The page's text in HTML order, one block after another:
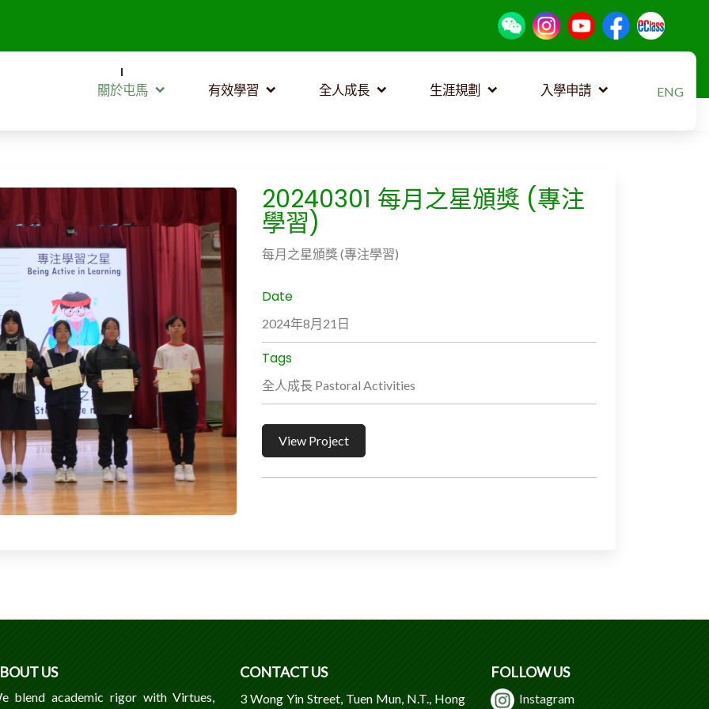
關於屯馬 有效學習 全人成長 生涯規劃 入學申請 ENG
20240301 每月之星頒獎 (專注
學習)
每月之星頒獎 (專注學習)
Date
2024年8月21日
Tags
全人成長 Pastoral Activities
View Project
US
blend academic rigor with Virtues,
CONTACT US
3 Wong Yin Street, Tuen Mun, N.T., Hong
FOLLOW US
Instagram